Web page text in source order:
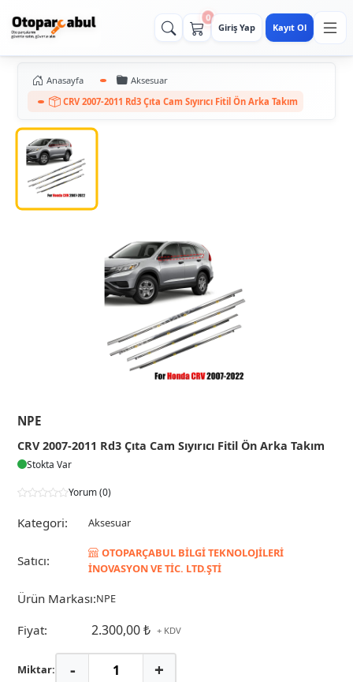
0
Giriş Yap Kayıt Ol
Anasayfa
Aksesuar
CRV 2007-2011 Rd3 Çıta Cam Sıyırıcı Fitil Ön Arka Takım
NPE
CRV 2007-2011 Rd3 Çıta Cam Sıyırıcı Fitil Ön Arka Takım
Stokta Var
Yorum (0)
Kategori: Aksesuar
Satıcı:
OTOPARÇABUL BİLGİ TEKNOLOJİLERİ
İNOVASYON VE TİC. LTD.ŞTİ
Ürün Markası:NPE
Fiyat: 2.300,00 ₺ + KDV
Miktar: - +